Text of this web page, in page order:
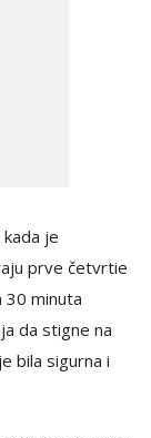
je
prve četvrtie
30 minuta
da stigne na
bila sigurna i